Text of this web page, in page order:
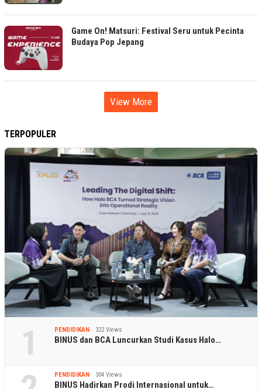
Game On! Matsuri: Festival Seru untuk Pecinta
Budaya Pop Jepang
View More
TERPOPULER
1 PENDIDIKAN 322 Views
BINUS dan BCA Luncurkan Studi Kasus Halo…
PENDIDIKAN 304 Views
BINUS Hadirkan Prodi Internasional untuk…